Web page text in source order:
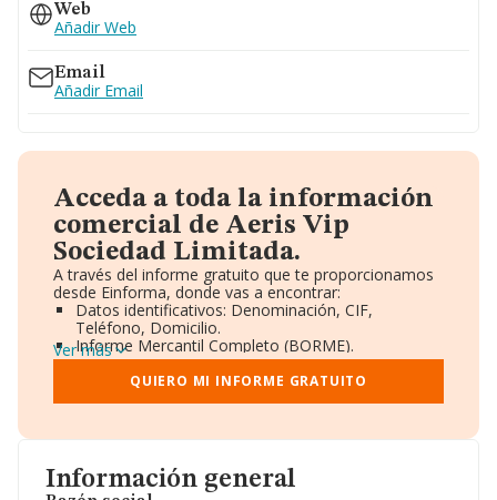
Información general
Web
Añadir Web
Email
Añadir Email
Acceda a toda la información
comercial de Aeris Vip
Sociedad Limitada.
A través del informe gratuito que te proporcionamos
desde Einforma, donde vas a encontrar:
Datos identificativos: Denominación, CIF,
Teléfono, Domicilio.
Informe Mercantil Completo (BORME).
Gráficos de Evolución Ventas y Empleados.
Consejo de Administración y Administradores.
Directivos y Ejecutivos.
Información oficial y registral complementaria.
Ver más
QUIERO MI INFORME GRATUITO